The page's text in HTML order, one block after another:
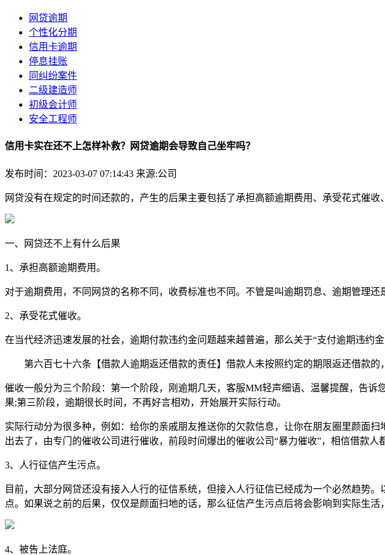
网贷逾期
个性化分期
信用卡逾期
停息挂账
同纠纷案件
二级建造师
初级会计师
安全工程师
信用卡实在还不上怎样补救？网贷逾期会导致自己坐牢吗？
发布时间：2023-03-07 07:14:43 来源:公司
网贷没有在规定的时间还款的，产生的后果主要包括了承担高额逾期费用、承受花式催
一、网贷还不上有什么后果
1、承担高额逾期费用。
对于逾期费用，不同网贷的名称不同，收费标准也不同。不管是叫逾期罚息、逾期管理
2、承受花式催收。
在当代经济迅速发展的社会，逾期付款违约金问题越来越普遍，那么关于“支付逾期违约
第六百七十六条【借款人逾期返还借款的责任】借款人未按照约定的期限返还借款的
催收一般分为三个阶段：第一个阶段，刚逾期几天，客服MM轻声细语、温馨提醒，告
果;第三阶段，逾期很长时间，不再好言相劝，开始展开实际行动。
实际行动分为很多种，例如：给你的亲戚朋友推送你的欠款信息，让你在朋友圈里颜面
出去了，由专门的催收公司进行催收，前段时间爆出的催收公司“暴力催收”，相信借款人
3、人行征信产生污点。
目前，大部分网贷还没有接入人行的征信系统，但接入人行征信已经成为一个必然趋势
点。如果说之前的后果，仅仅是颜面扫地的话，那么征信产生污点后将会影响到实际生活
4、被告上法庭。